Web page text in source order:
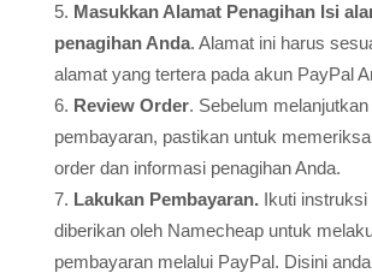
Masukkan Alamat Penagihan Isi
penagihan Anda. Alamat ini harus
alamat yang tertera pada akun PayPal
Review Order. Sebelum
pembayaran, pastikan untuk
order dan informasi penagihan Anda.
Lakukan Pembayaran. Ikuti instruksi
diberikan oleh Namecheap untuk
pembayaran melalui PayPal. Disini